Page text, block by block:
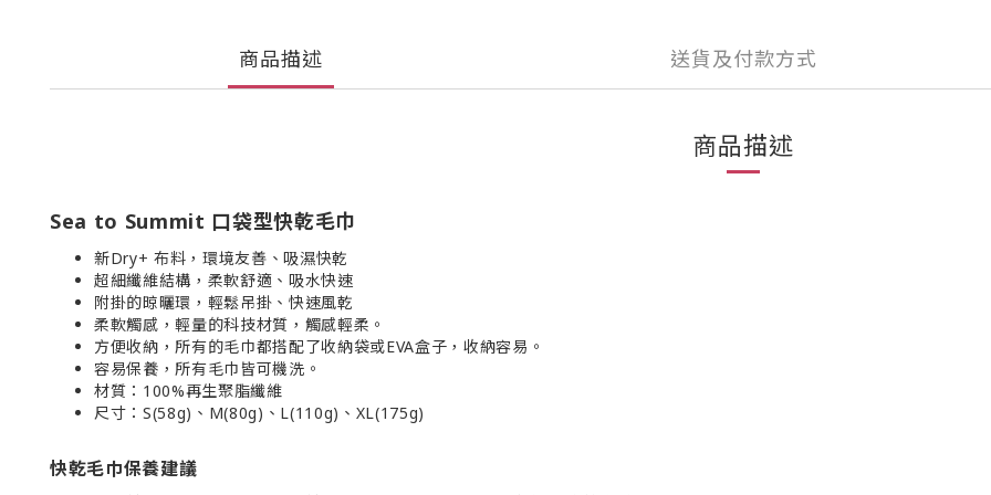
商品描述 送貨及付款方式
商品描述
Sea to Summit 口袋型快乾毛巾
新Dry+ 布料，環境友善、吸濕快乾
超細纖維結構，柔軟舒適、吸水快速
附掛的晾曬環，輕鬆吊掛、快速風乾
柔軟觸感，輕量的科技材質，觸感輕柔。
方便收納，所有的毛巾都搭配了收納袋或EVA盒子，收納容易。
容易保養，所有毛巾皆可機洗。
材質：100%再生聚脂纖維
尺寸：S(58g)、M(80g)、L(110g)、XL(175g)
快乾毛巾保養建議